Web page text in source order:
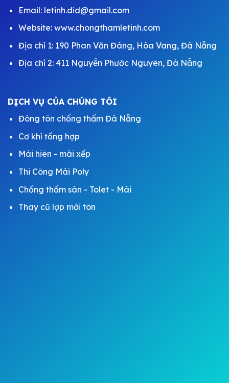
Email: letinh.did@gmail.com
Website: www.chongthamletinh.com
Địa chỉ 1: 190 Phan Văn Đáng, Hòa Vang, Đà Nẵng
Địa chỉ 2: 411 Nguyễn Phước Nguyên, Đà Nẵng
DỊCH VỤ CỦA CHÚNG TÔI
Đóng tôn chống thấm Đà Nẵng
Cơ khí tổng hợp
Mái hiên - mái xếp
Thi Công Mái Poly
Chống thấm sàn - Tolet - Mái
Thay cũ lợp mới tôn